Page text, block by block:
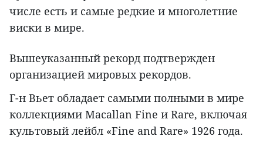
числе есть и самые редкие и многолетние
виски в мире.
Вышеуказанный рекорд подтвержден
организацией мировых рекордов.
Г-н Вьет обладает самыми полными в мире
коллекциями Macallan Fine и Rare, включая
культовый лейбл «Fine and Rare» 1926 года.